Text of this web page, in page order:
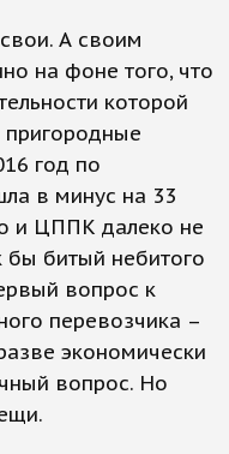
А своим
на фоне того, что
которой
пригородные
год по
в минус на 33
и ЦППК далеко не
бы битый небитого
вопрос к
перевозчика –
экономически
вопрос. Но